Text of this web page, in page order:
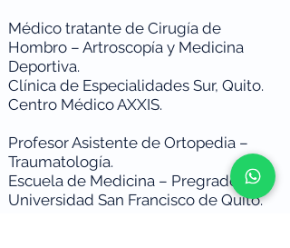
Médico tratante de Cirugía de
Hombro – Artroscopía y Medicina
Deportiva.
Clínica de Especialidades Sur, Quito.
Centro Médico AXXIS.
Profesor Asistente de Ortopedia –
Traumatología.
Escuela de Medicina – Pregrado.
Universidad San Francisco de Quito.